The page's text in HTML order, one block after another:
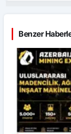
Benzer